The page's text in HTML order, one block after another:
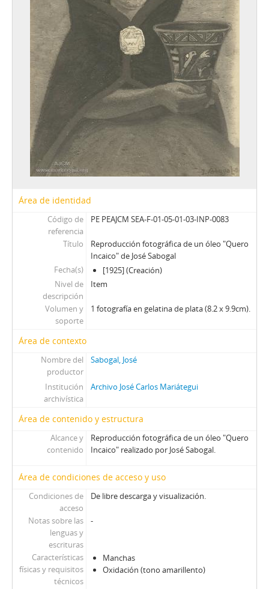
Área de identidad
Código de
referencia
PE PEAJCM SEA-F-01-05-01-03-INP-0083
Título
Reproducción fotográfica de un óleo "Quero
Incaico" de José Sabogal
Fecha(s)
[1925] (Creación)
Nivel de
descripción
Item
Volumen y
soporte
1 fotografía en gelatina de plata (8.2 x 9.9cm).
Área de contexto
Nombre del
productor
Sabogal, José
Institución
archivística
Archivo José Carlos Mariátegui
Área de contenido y estructura
Alcance y
contenido
Reproducción fotográfica de un óleo "Quero
Incaico" realizado por José Sabogal.
Área de condiciones de acceso y uso
Condiciones de
acceso
De libre descarga y visualización.
Notas sobre las
lenguas y
escrituras
-
Características
físicas y requisitos
técnicos
Manchas
Oxidación (tono amarillento)